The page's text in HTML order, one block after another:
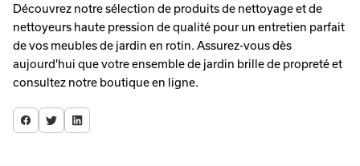
Découvrez notre sélection de produits de nettoyage et de
nettoyeurs haute pression de qualité pour un entretien parfait
de vos meubles de jardin en rotin. Assurez-vous dès
aujourd'hui que votre ensemble de jardin brille de propreté et
consultez notre boutique en ligne.